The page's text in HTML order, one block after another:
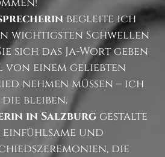
begleite ich
wichtigsten Schwellen
sich das Ja-Wort geben
einem geliebten
nehmen müssen – ich
bleiben.
in Salzburg gestalte
und
die